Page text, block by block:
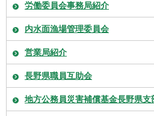
労働委員会事務局紹介
内水面漁場管理委員会
営業局紹介
長野県職員互助会
地方公務員災害補償基金長野県支